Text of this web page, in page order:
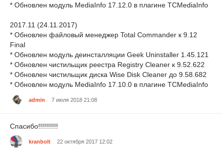
* Обновлен модуль MediaInfo 17.12.0 в плагине TCMediaInfo
2017.11 (24.11.2017)
* Обновлен файловый менеджер Total Commander к 9.12
Final
* Обновлен модуль деинсталляции Geek Uninstaller 1.45.121
* Обновлен чистильщик реестра Registry Cleaner к 9.52.622
* Обновлен чистильщик диска Wise Disk Cleaner до 9.58.682
* Обновлен модуль MediaInfo 17.10.0 в плагине TCMediaInfo
admin 7 июля 2018 21:08
Спасибо!!!!!!!!!!
kranbolt 22 октября 2017 12:02